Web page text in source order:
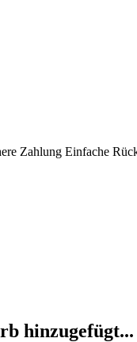
Zahlung Einfache
hinzugefügt...